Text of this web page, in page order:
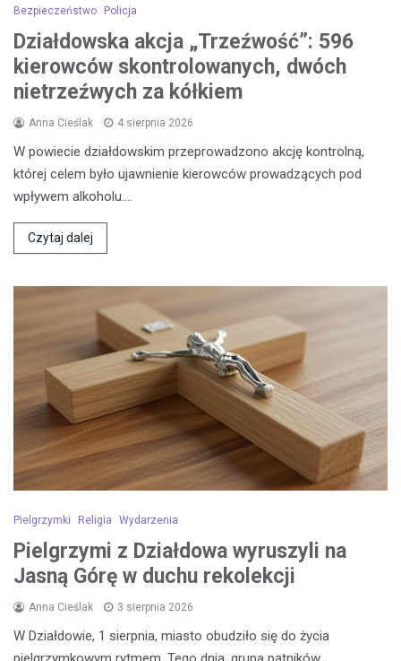
Bezpieczeństwo Policja
Działdowska akcja „Trzeźwość”: 596
kierowców skontrolowanych, dwóch
nietrzeźwych za kółkiem
Anna Cieślak 4 sierpnia 2026
W powiecie działdowskim przeprowadzono akcję kontrolną,
której celem było ujawnienie kierowców prowadzących pod
wpływem alkoholu.…
Czytaj dalej
Pielgrzymki Religia Wydarzenia
Pielgrzymi z Działdowa wyruszyli na
Jasną Górę w duchu rekolekcji
Anna Cieślak 3 sierpnia 2026
W Działdowie, 1 sierpnia, miasto obudziło się do życia